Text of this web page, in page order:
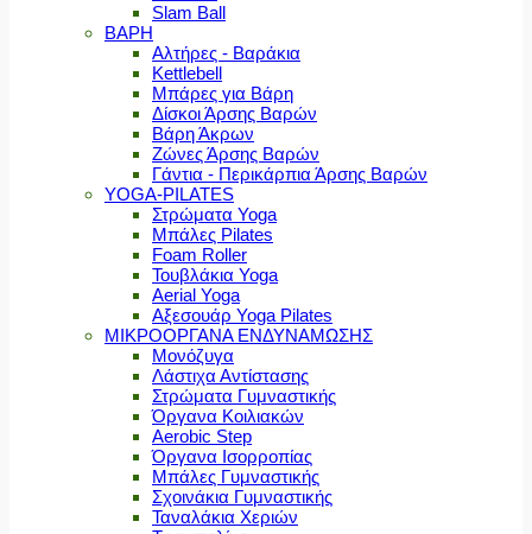
Slam Ball
ΒΑΡΗ
Αλτήρες - Βαράκια
Kettlebell
Μπάρες για Βάρη
Δίσκοι Άρσης Βαρών
Βάρη Άκρων
Ζώνες Άρσης Βαρών
Γάντια - Περικάρπια Άρσης Βαρών
YOGA-PILATES
Στρώματα Yoga
Μπάλες Pilates
Foam Roller
Τουβλάκια Yoga
Aerial Yoga
Αξεσουάρ Yoga Pilates
ΜΙΚΡΟΟΡΓΑΝΑ ΕΝΔΥΝΑΜΩΣΗΣ
Μονόζυγα
Λάστιχα Αντίστασης
Στρώματα Γυμναστικής
Όργανα Κοιλιακών
Aerobic Step
Όργανα Ισορροπίας
Μπάλες Γυμναστικής
Σχοινάκια Γυμναστικής
Ταναλάκια Χεριών